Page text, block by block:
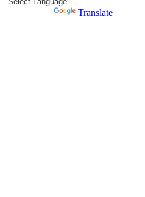
Translate